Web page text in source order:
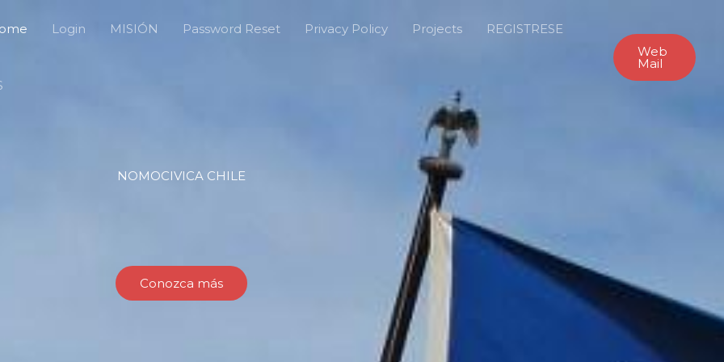
Login MISIÓN Password Reset Privacy Policy Projects REGISTRESE
Web
Mail
NOMOCIVICA CHILE
Conozca más